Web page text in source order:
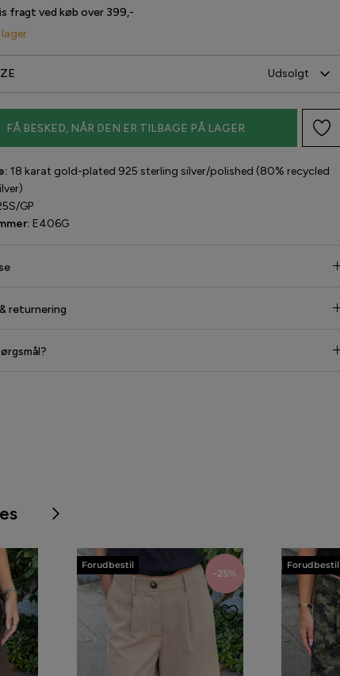
fragt ved køb over 399,-
Udsolgt
FÅ BESKED, NÅR DEN ER TILBAGE PÅ LAGER
18 karat gold-plated 925 sterling silver/polished (80% recycled
GP
E406G
returnering
-25%
Forudbestil Forudbestil